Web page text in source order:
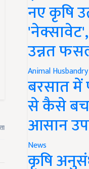
नए कृषि
उन्नत
Animal Husbandry
बरसात में
से कैसे
आसान
News
कृषि